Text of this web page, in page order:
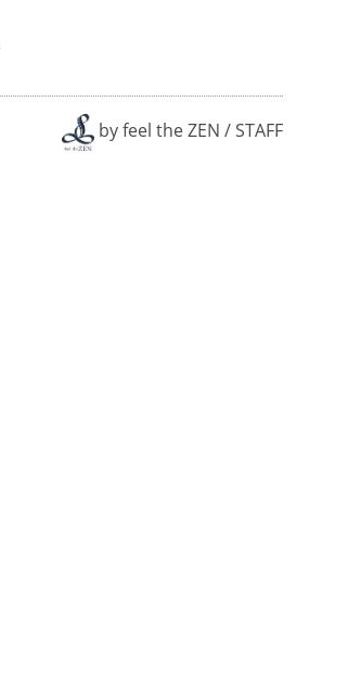
byfeel the ZEN /STAFF